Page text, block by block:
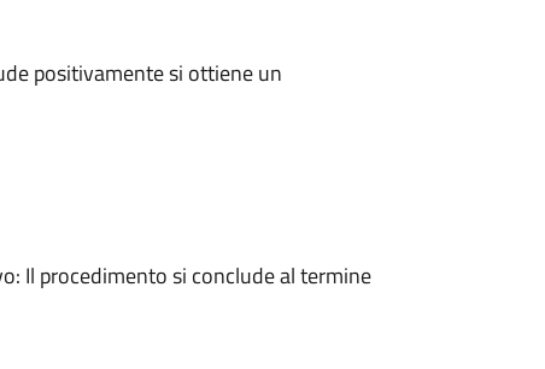
positivamente si ottiene un
Il procedimento si conclude al termine